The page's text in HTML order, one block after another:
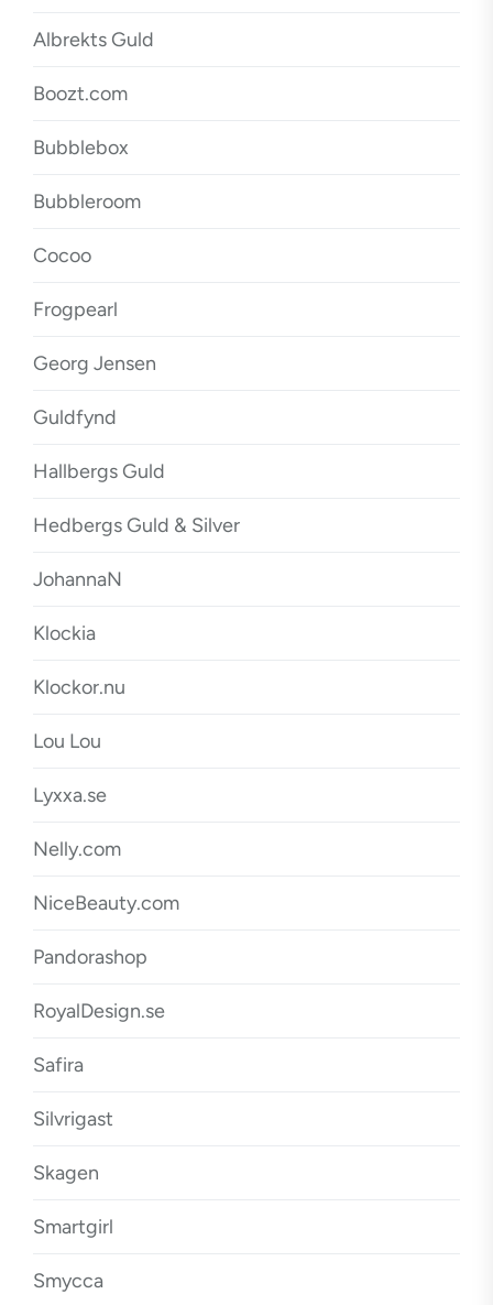
Albrekts Guld
Boozt.com
Bubblebox
Bubbleroom
Cocoo
Frogpearl
Georg Jensen
Guldfynd
Hallbergs Guld
Hedbergs Guld & Silver
JohannaN
Klockia
Klockor.nu
Lou Lou
Lyxxa.se
Nelly.com
NiceBeauty.com
Pandorashop
RoyalDesign.se
Safira
Silvrigast
Skagen
Smartgirl
Smycca